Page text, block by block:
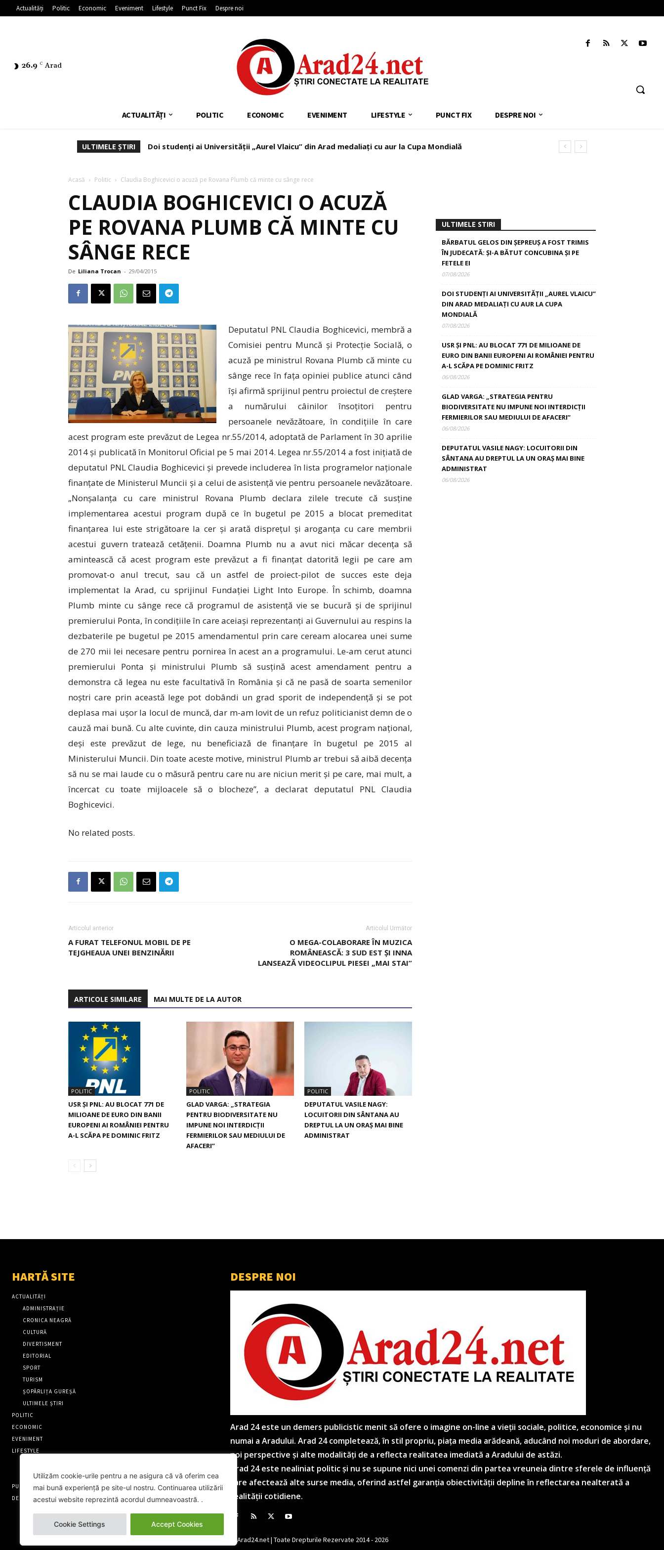
Utilizăm cookie-urile pentru a ne asigura că vă oferim cea
mai bună experiență pe site-ul nostru. Continuarea utilizării
acestui website reprezintă acordul dumneavoastră. .
Cookie Settings Accept Cookies
Actualități Politic Economic Eveniment Lifestyle Punct Fix Despre noi
26.9 C Arad
ACTUALITĂȚI POLITIC ECONOMIC EVENIMENT LIFESTYLE PUNCT FIX DESPRE NOI
ULTIMELE ȘTIRI Doi studenți ai Universității „Aurel Vlaicu” din Arad medaliați cu aur la Cupa Mondială
Acasă Politic Claudia Boghicevici o acuză pe Rovana Plumb că minte cu sânge rece
CLAUDIA BOGHICEVICI O ACUZĂ
PE ROVANA PLUMB CĂ MINTE CU
SÂNGE RECE
De Liliana Trocan - 29/04/2015
Deputatul PNL Claudia Boghicevici, membră a
Comisiei pentru Muncă și Protecție Socială, o
acuză pe ministrul Rovana Plumb că minte cu
sânge rece în fața opiniei publice atunci când
își afirmă sprijinul pentru proiectul de creștere
a numărului câinilor însoțitori pentru
persoanele nevăzătoare, în condițiile în care
acest program este prevăzut de Legea nr.55/2014, adoptată de Parlament în 30 aprilie
2014 și publicată în Monitorul Oficial pe 5 mai 2014. Legea nr.55/2014 a fost inițiată de
deputatul PNL Claudia Boghicevici și prevede includerea în lista programelor naționale
finanțate de Ministerul Muncii și a celui de asistență vie pentru persoanele nevăzătoare.
„Nonșalanța cu care ministrul Rovana Plumb declara zilele trecute că susține
implementarea acestui program după ce în bugetul pe 2015 a blocat premeditat
finanțarea lui este strigătoare la cer și arată disprețul și aroganța cu care membrii
acestui guvern tratează cetățenii. Doamna Plumb nu a avut nici măcar decența să
amintească că acest program este prevăzut a fi finanțat datorită legii pe care am
promovat-o anul trecut, sau că un astfel de proiect-pilot de succes este deja
implementat la Arad, cu sprijinul Fundației Light Into Europe. În schimb, doamna
Plumb minte cu sânge rece că programul de asistență vie se bucură și de sprijinul
premierului Ponta, în condițiile în care aceiași reprezentanți ai Guvernului au respins la
dezbaterile pe bugetul pe 2015 amendamentul prin care ceream alocarea unei sume
de 270 mii lei necesare pentru pornirea în acest an a programului. Le-am cerut atunci
premierului Ponta și ministrului Plumb să susțină acest amendament pentru a
demonstra că legea nu este facultativă în România și că ne pasă de soarta semenilor
noștri care prin această lege pot dobândi un grad sporit de independență și se pot
deplasa mai ușor la locul de muncă, dar m-am lovit de un refuz politicianist demn de o
cauză mai bună. Cu alte cuvinte, din cauza ministrului Plumb, acest program național,
deși este prevăzut de lege, nu beneficiază de finanțare în bugetul pe 2015 al
Ministerului Muncii. Din toate aceste motive, ministrul Plumb ar trebui să aibă decența
să nu se mai laude cu o măsură pentru care nu are niciun merit și pe care, mai mult, a
încercat cu toate mijloacele să o blocheze”, a declarat deputatul PNL Claudia
Boghicevici.
No related posts.
Articolul anterior
A FURAT TELEFONUL MOBIL DE PE
TEJGHEAUA UNEI BENZINĂRII
Articolul Următor
O MEGA-COLABORARE ÎN MUZICA
ROMÂNEASCĂ: 3 SUD EST ȘI INNA
LANSEAZĂ VIDEOCLIPUL PIESEI „MAI STAI”
ARTICOLE SIMILARE MAI MULTE DE LA AUTOR
POLITIC
USR ȘI PNL: AU BLOCAT 771 DE
MILIOANE DE EURO DIN BANII
EUROPENI AI ROMÂNIEI PENTRU
A-L SCĂPA PE DOMINIC FRITZ
POLITIC
GLAD VARGA: „STRATEGIA
PENTRU BIODIVERSITATE NU
IMPUNE NOI INTERDICȚII
FERMIERILOR SAU MEDIULUI DE
AFACERI”
POLITIC
DEPUTATUL VASILE NAGY:
LOCUITORII DIN SÂNTANA AU
DREPTUL LA UN ORAȘ MAI BINE
ADMINISTRAT
ULTIMELE STIRI
BĂRBATUL GELOS DIN ȘEPREUȘ A FOST TRIMIS
ÎN JUDECATĂ: ȘI-A BĂTUT CONCUBINA ȘI PE
FETELE EI
07/08/2026
DOI STUDENȚI AI UNIVERSITĂȚII „AUREL VLAICU”
DIN ARAD MEDALIAȚI CU AUR LA CUPA
MONDIALĂ
07/08/2026
USR ȘI PNL: AU BLOCAT 771 DE MILIOANE DE
EURO DIN BANII EUROPENI AI ROMÂNIEI PENTRU
A-L SCĂPA PE DOMINIC FRITZ
06/08/2026
GLAD VARGA: „STRATEGIA PENTRU
BIODIVERSITATE NU IMPUNE NOI INTERDICȚII
FERMIERILOR SAU MEDIULUI DE AFACERI”
06/08/2026
DEPUTATUL VASILE NAGY: LOCUITORII DIN
SÂNTANA AU DREPTUL LA UN ORAȘ MAI BINE
ADMINISTRAT
06/08/2026
HARTĂ SITE
ACTUALITĂȚI
ADMINISTRAȚIE
CRONICA NEAGRĂ
CULTURĂ
DIVERTISMENT
EDITORIAL
SPORT
TURISM
ȘOPÂRLIȚA GUREȘĂ
ULTIMELE ȘTIRI
POLITIC
ECONOMIC
EVENIMENT
LIFESTYLE
RECENZII
PUNCT FIX
DESPRE NOI
DESPRE NOI
Arad 24 este un demers publicistic menit să ofere o imagine on-line a vieții sociale, politice, economice și nu
numai a Aradului. Arad 24 completează, în stil propriu, piața media arădeană, aducând noi moduri de abordare,
noi perspective și alte modalități de a reflecta realitatea imediată a Aradului de astăzi.
Arad 24 este nealiniat politic și nu se supune nici unei comenzi din partea vreuneia dintre sferele de influență
care afectează alte surse media, oferind astfel garanția obiectivității depline în reflectarea nealterată a
realității cotidiene.
© Arad24.net | Toate Drepturile Rezervate 2014 - 2026